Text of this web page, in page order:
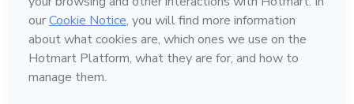
Conheça a Hotmart
Idioma
Português